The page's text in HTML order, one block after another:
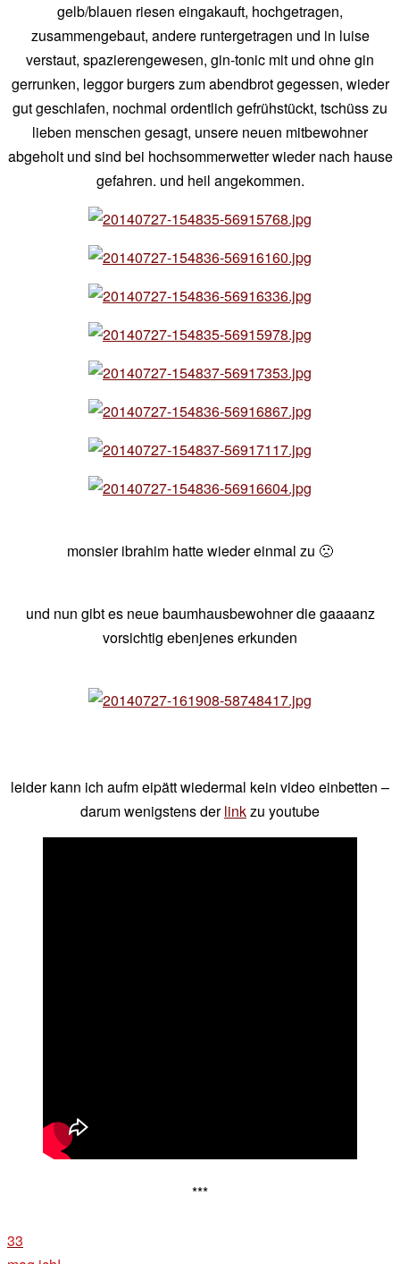
gelb/blauen riesen eingakauft, hochgetragen,
zusammengebaut, andere runtergetragen und in luise
verstaut, spazierengewesen, gin-tonic mit und ohne gin
gerrunken, leggor burgers zum abendbrot gegessen, wieder
gut geschlafen, nochmal ordentlich gefrühstückt, tschüss zu
lieben menschen gesagt, unsere neuen mitbewohner
abgeholt und sind bei hochsommerwetter wieder nach hause
gefahren. und heil angekommen.
monsier ibrahim hatte wieder einmal zu 🙁
und nun gibt es neue baumhausbewohner die gaaaanz
vorsichtig ebenjenes erkunden
leider kann ich aufm eipätt wiedermal kein video einbetten –
darum wenigstens derlinkzu youtube
***
33